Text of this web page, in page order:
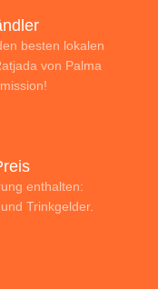
besten lokalen
von Palma
enthalten:
Trinkgelder.